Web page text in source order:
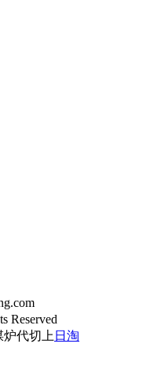
Reserved
代切上 日淘